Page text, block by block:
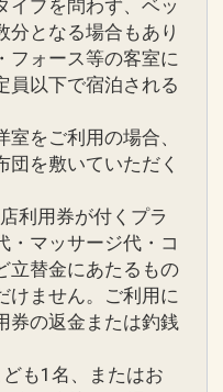
ビーチサンダル
ください。
ースでは、ワン
すべての入れ墨
ております。
、スリッパ、タ
利用とさせてい
日～2026年11月
号：DP-1-
ジュアリープー
む「シギラビー
用可能
メニティ＋スキ
用可能
７Ｆにございま
ぴん茶、ミネラ
ご用意
能
イプを問わず、ベッ
分となる場合もあり
フォース等の客室に
員以下で宿泊される
室をご利用の場合、
団を敷いていただく
利用券が付くプラ
・マッサージ代・コ
立替金にあたるもの
けません。ご利用に
券の返金または釣銭
ども1名、またはお